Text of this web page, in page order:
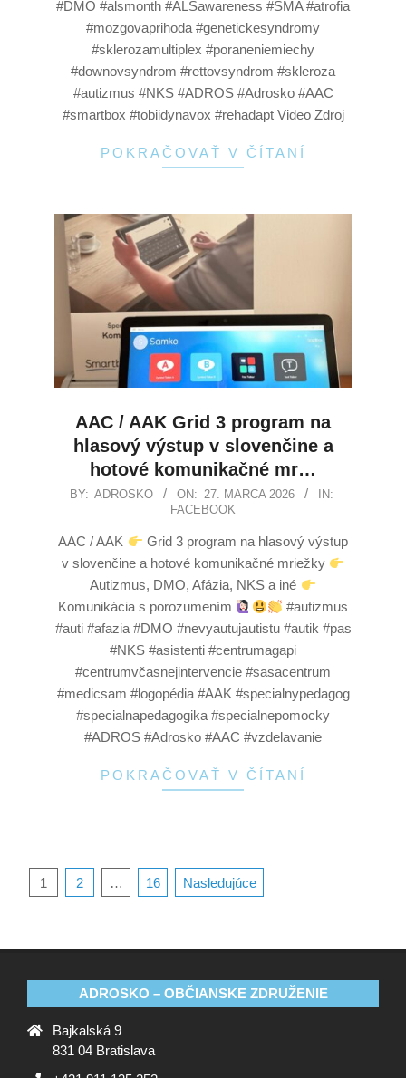
#DMO #alsmonth #ALSawareness #SMA #atrofia
#mozgovaprihoda #genetickesyndromy
#sklerozamultiplex #poraneniemiechy
#downovsyndrom #rettovsyndrom #skleroza
#autizmus #NKS #ADROS #Adrosko #AAC
#smartbox #tobiidynavox #rehadapt Video Zdroj
POKRAČOVAŤ V ČÍTANÍ
AAC / AAK Grid 3 program na
hlasový výstup v slovenčine a
hotové komunikačné mr…
BY: ADROSKO ON: 27. MARCA 2026
IN:
FACEBOOK
AAC / AAK
Grid 3 program na hlasový výstup
v slovenčine a hotové komunikačné mriežky
Autizmus, DMO, Afázia, NKS a iné
Komunikácia s porozumením
#autizmus
#auti #afazia #DMO #nevyautujautistu #autik #pas
#NKS #asistenti #centrumagapi
#centrumvčasnejintervencie #sasacentrum
#medicsam #logopédia #AAK #specialnypedagog
#specialnapedagogika #specialnepomocky
#ADROS #Adrosko #AAC #vzdelavanie
POKRAČOVAŤ V ČÍTANÍ
1 2 … 16 Nasledujúce
ADROSKO – OBČIANSKE ZDRUŽENIE
Bajkalská 9
831 04 Bratislava